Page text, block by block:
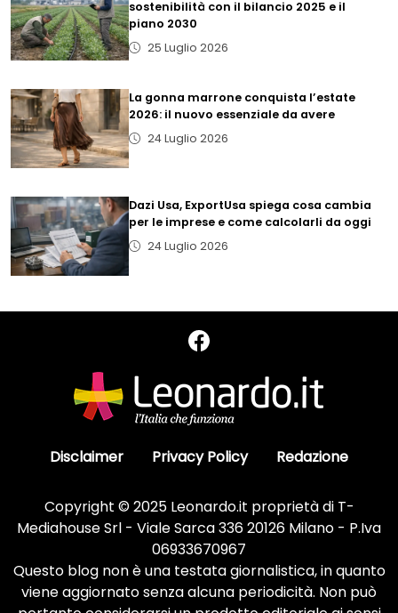
sostenibilità con il bilancio 2025 e il
piano 2030
25 Luglio 2026
La gonna marrone conquista l’estate
2026: il nuovo essenziale da avere
24 Luglio 2026
Dazi Usa, ExportUsa spiega cosa cambia
per le imprese e come calcolarli da oggi
24 Luglio 2026
Disclaimer Privacy Policy Redazione
Copyright © 2025 Leonardo.it proprietà di T-
Mediahouse Srl - Viale Sarca 336 20126 Milano - P.Iva
06933670967
Questo blog non è una testata giornalistica, in quanto
viene aggiornato senza alcuna periodicità. Non può